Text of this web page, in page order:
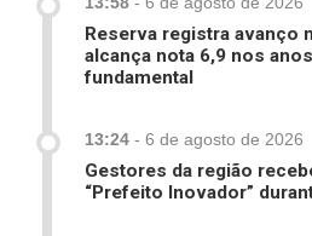
Reserva registra avanço
alcança nota 6,9 nos
fundamental
13:24 - 6 de agosto de 2026
Gestores da região
“Prefeito Inovador”